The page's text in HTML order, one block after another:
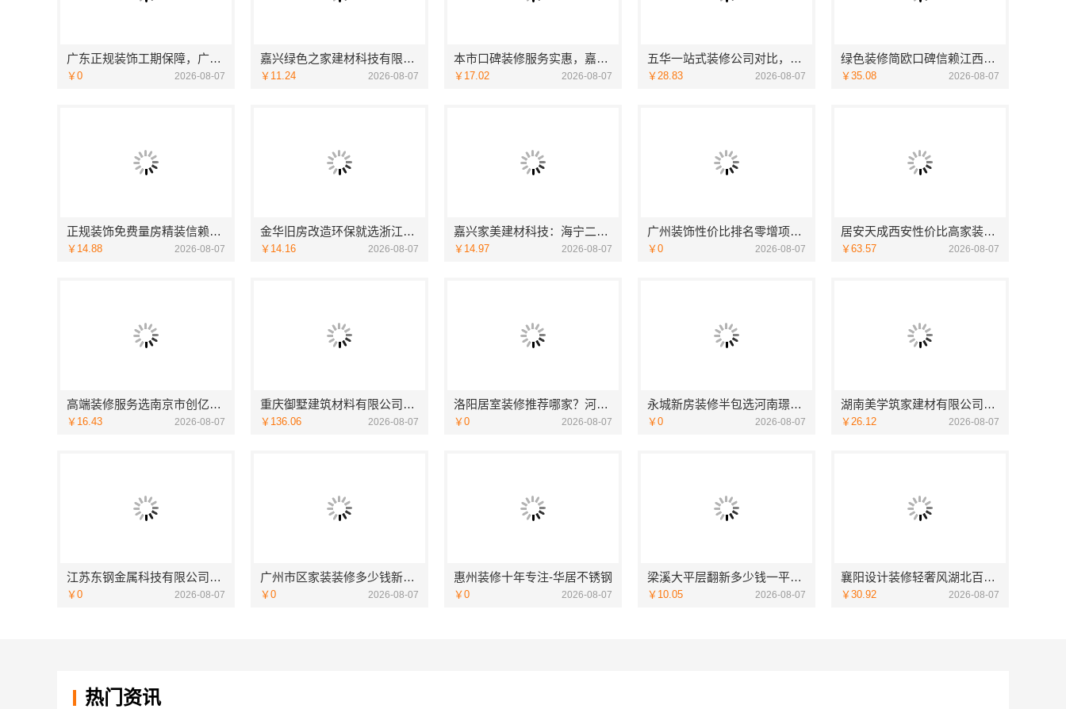
广东正规装饰工期保障，广东鼎饰空间装饰工程有限公司
￥0 2026-08-07
嘉兴绿色之家建材科技有限公司：本市口碑装修服务实惠之选
￥11.24 2026-08-07
本市口碑装修服务实惠，嘉兴绿色之家建材科技有限公司
￥17.02 2026-08-07
五华一站式装修公司对比，云南至高新型建材有限公司口碑之选
￥28.83 2026-08-07
绿色装修简欧口碑信赖江西尚宅尚品新型环保材料有限公司
￥35.08 2026-08-07
正规装饰免费量房精装信赖浙江臻美新型建材有限公司
￥14.88 2026-08-07
金华旧房改造环保就选浙江臻美新型建材有限公司
￥14.16 2026-08-07
嘉兴家美建材科技：海宁二手房装潢施工专业靠谱
￥14.97 2026-08-07
广州装饰性价比排名零增项承诺，广东鼎饰空间装饰工程有限公司
￥0 2026-08-07
居安天成西安性价比高家装施工改善房免费量房
￥63.57 2026-08-07
高端装修服务选南京市创亿讯，南京本地靠谱之选
￥16.43 2026-08-07
重庆御墅建筑材料有限公司装配式别墅零增项建造
￥136.06 2026-08-07
洛阳居室装修推荐哪家？河南璟臻环保建材有限公司一站式服务
￥0 2026-08-07
永城新房装修半包选河南璟臻环保建材有限公司省心省力
￥0 2026-08-07
湖南美学筑家建材有限公司别墅装修，源头直供建材
￥26.12 2026-08-07
江苏东钢金属科技有限公司304不锈钢家具全国地址
￥0 2026-08-07
广州市区家装装修多少钱新房，精匠饰家为您详解
￥0 2026-08-07
惠州装修十年专注-华居不锈钢
￥0 2026-08-07
梁溪大平层翻新多少钱一平？无锡亿莱居装饰工程材料有限公司为您报价
￥10.05 2026-08-07
襄阳设计装修轻奢风湖北百年米莱匠心打造
￥30.92 2026-08-07
热门资讯